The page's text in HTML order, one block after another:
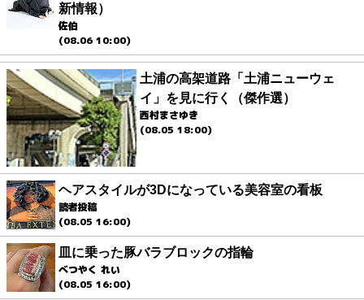
新情報）
佐伯
(08.06 10:00)
土浦の高架道路「土浦ニューウェ
イ」を見に行く（傑作選）
西村まさゆき
(08.05 18:00)
ヘアスタイルが3Dになっている美容室の看板
読者投稿
(08.05 16:00)
皿に乗った豚バラブロックの指輪
べつやく れい
(08.05 16:00)